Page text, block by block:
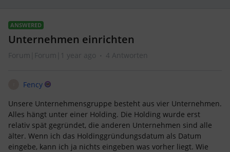
ANSWERED
Unternehmen einrichten
Forum|Forum|1 year ago 4 Antworten
Fency
Unsere Unternehmensgruppe besteht aus vier Unternehmen.
Alles hängt unter einer Holding. Die Holding wurde erst
relativ spät gegründet, die anderen Unternehmen sind alle
älter. Wenn ich das Holdinggründungsdatum als Datum
eingebe, kann ich ja nichts eingeben was vorher liegt. Wie